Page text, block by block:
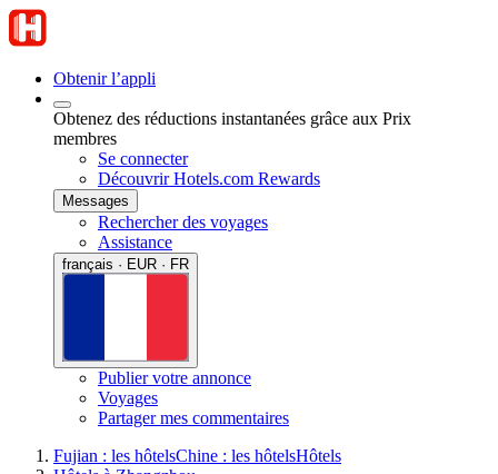
Obtenir l’appli
Obtenez des réductions instantanées grâce aux Prix
membres
Se connecter
Découvrir Hotels.com Rewards
Messages
Rechercher des voyages
Assistance
français · EUR · FR
Publier votre annonce
Voyages
Partager mes commentaires
Fujian : les hôtelsChine : les hôtelsHôtels